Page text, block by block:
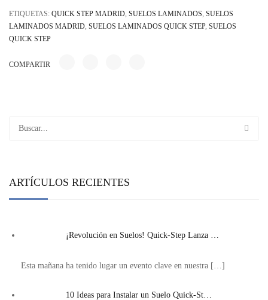
ETIQUETAS: QUICK STEP MADRID, SUELOS LAMINADOS, SUELOS
LAMINADOS MADRID, SUELOS LAMINADOS QUICK STEP, SUELOS
QUICK STEP
COMPARTIR
ARTÍCULOS RECIENTES
¡Revolución en Suelos! Quick-Step Lanza …
Esta mañana ha tenido lugar un evento clave en nuestra […]
10 Ideas para Instalar un Suelo Quick-St…